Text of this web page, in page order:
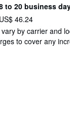
to 20 business
US$ 46.24
by carrier and
to cover any